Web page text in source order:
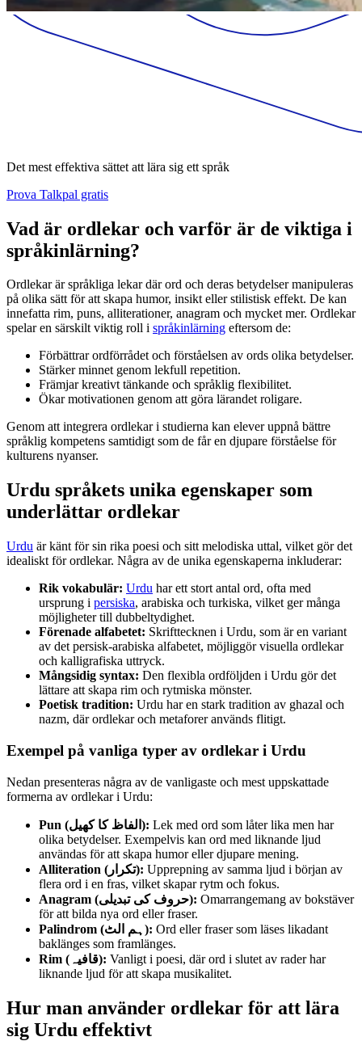
Det mest effektiva sättet att lära sig ett språk
Prova Talkpal gratis
Vad är ordlekar och varför är de viktiga i
språkinlärning?
Ordlekar är språkliga lekar där ord och deras betydelser manipuleras
på olika sätt för att skapa humor, insikt eller stilistisk effekt. De kan
innefatta rim, puns, alliterationer, anagram och mycket mer. Ordlekar
spelar en särskilt viktig roll i språkinlärning eftersom de:
Förbättrar ordförrådet och förståelsen av ords olika betydelser.
Stärker minnet genom lekfull repetition.
Främjar kreativt tänkande och språklig flexibilitet.
Ökar motivationen genom att göra lärandet roligare.
Genom att integrera ordlekar i studierna kan elever uppnå bättre
språklig kompetens samtidigt som de får en djupare förståelse för
kulturens nyanser.
Urdu språkets unika egenskaper som
underlättar ordlekar
Urdu är känt för sin rika poesi och sitt melodiska uttal, vilket gör det
idealiskt för ordlekar. Några av de unika egenskaperna inkluderar:
Rik vokabulär: Urdu har ett stort antal ord, ofta med
ursprung i persiska, arabiska och turkiska, vilket ger många
möjligheter till dubbeltydighet.
Förenade alfabetet: Skrifttecknen i Urdu, som är en variant
av det persisk-arabiska alfabetet, möjliggör visuella ordlekar
och kalligrafiska uttryck.
Mångsidig syntax: Den flexibla ordföljden i Urdu gör det
lättare att skapa rim och rytmiska mönster.
Poetisk tradition: Urdu har en stark tradition av ghazal och
nazm, där ordlekar och metaforer används flitigt.
Exempel på vanliga typer av ordlekar i Urdu
Nedan presenteras några av de vanligaste och mest uppskattade
formerna av ordlekar i Urdu:
Pun (الفاظ کا کھیل): Lek med ord som låter lika men har
olika betydelser. Exempelvis kan ord med liknande ljud
användas för att skapa humor eller djupare mening.
Alliteration (تکرار): Upprepning av samma ljud i början av
flera ord i en fras, vilket skapar rytm och fokus.
Anagram (حروف کی تبدیلی): Omarrangemang av bokstäver
för att bilda nya ord eller fraser.
Palindrom (ہم الٹ): Ord eller fraser som läses likadant
baklänges som framlänges.
Rim (قافیہ): Vanligt i poesi, där ord i slutet av rader har
liknande ljud för att skapa musikalitet.
Hur man använder ordlekar för att lära
sig Urdu effektivt